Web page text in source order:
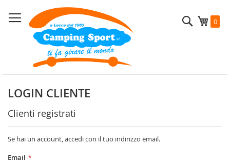
al
contenuto
0
Cerca
LOGIN CLIENTE
Clienti registrati
Se hai un account, accedi con il tuo indirizzo email.
Email